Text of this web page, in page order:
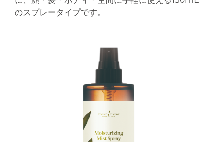
のスプレータイプです。